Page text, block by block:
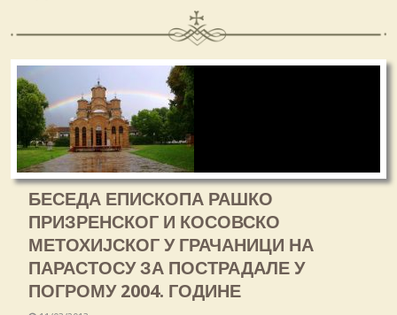
БЕСЕДА ЕПИСКОПА РАШКО
ПРИЗРЕНСКОГ И КОСОВСКО
МЕТОХИЈСКОГ У ГРАЧАНИЦИ НА
ПАРАСТОСУ ЗА ПОСТРАДАЛЕ У
ПОГРОМУ 2004. ГОДИНЕ